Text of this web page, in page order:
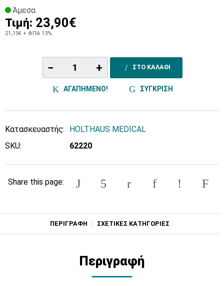
Άμεσα
Τιμή: 23,90€
21,15€ + ΦΠΑ 13%
− + ΣΤΟ ΚΑΛΑΘΙ
ΑΓΑΠΗΜΕΝΟ! ΣΥΓΚΡΙΣΗ
Κατασκευαστής:
HOLTHAUS MEDICAL
SKU:
62220
Share this page:
ΠΕΡΙΓΡΑΦΗ ΣΧΕΤΙΚΕΣ ΚΑΤΗΓΟΡΙΕΣ
Περιγραφή